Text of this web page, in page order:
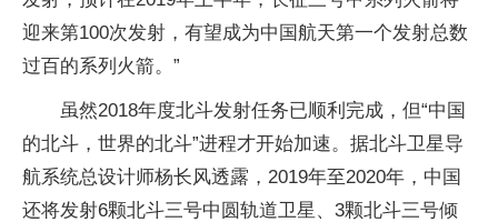
迎来第100次发射，有望成为中国航天第一个发射总数
过百的系列火箭。”
虽然2018年度北斗发射任务已顺利完成，但“中国
的北斗，世界的北斗”进程才开始加速。据北斗卫星导
航系统总设计师杨长风透露，2019年至2020年，中国
还将发射6颗北斗三号中圆轨道卫星、3颗北斗三号倾